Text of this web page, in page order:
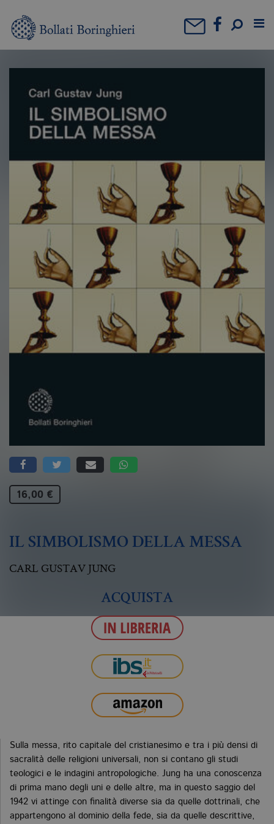
16,00 €
IL SIMBOLISMO DELLA MESSA
CARL GUSTAV JUNG
ACQUISTA
Sulla messa, rito capitale del cristianesimo e tra i più densi di
sacralità delle religioni universali, non si contano gli studi
teologici e le indagini antropologiche. Jung ha una conoscenza
di prima mano degli uni e delle altre, ma in questo saggio del
1942 vi attinge con finalità diverse sia da quelle dottrinali, che
appartengono al dominio della fede, sia da quelle descrittive,